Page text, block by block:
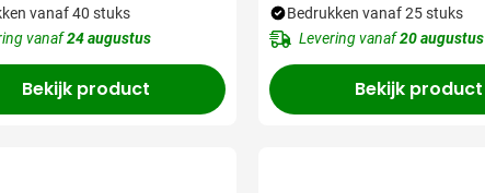
vanaf 40 stuks
vanaf24 augustus
Bekijk product
Bedrukken vanaf 25 stuks
Levering vanaf20 augustus
Bekijk product